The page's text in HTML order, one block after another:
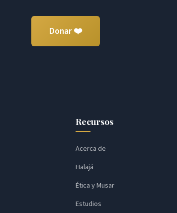
Donar ❤️
Recursos
Acerca de
Halajá
Ética y Musar
Estudios